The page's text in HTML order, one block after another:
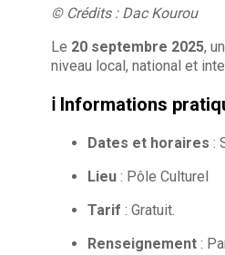
© Crédits : Dac Kourou
Le 20 septembre 2025,
niveau local, national et
ℹ️ Informations
Dates et horaires :
Lieu : Pôle Culturel
Tarif : Gratuit.
Renseignement :